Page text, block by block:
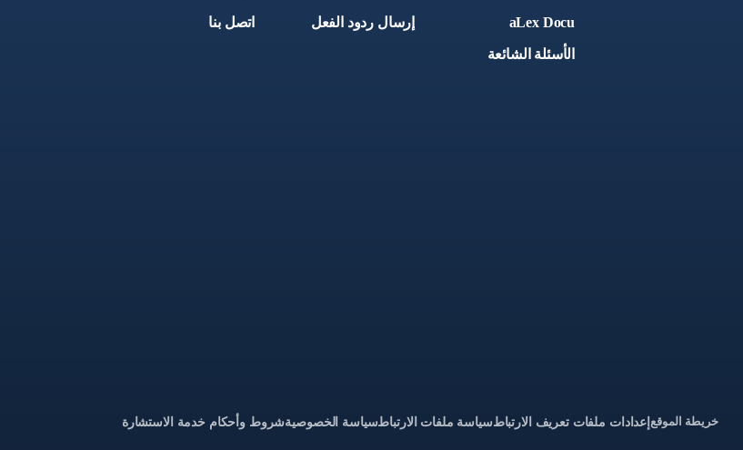
aLex Docu
الأسئلة الشائعة
إرسال ردود الفعل اتصل بنا
خريطة الموقع إعدادات ملفات تعريف الارتباطسياسة ملفات الارتباطسياسة الخصوصيةشروط وأحكام خدمة الاستشارة